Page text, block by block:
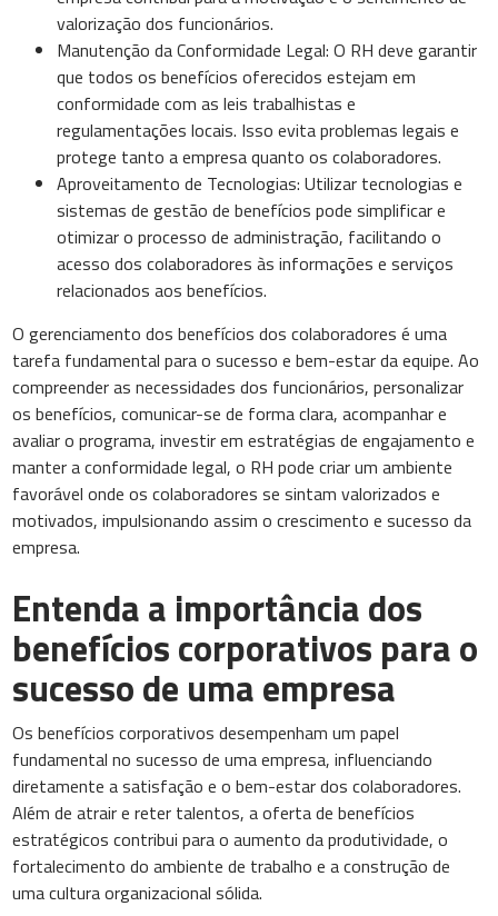
valorização dos funcionários.
Manutenção da Conformidade Legal: O RH deve garantir
que todos os benefícios oferecidos estejam em
conformidade com as leis trabalhistas e
regulamentações locais. Isso evita problemas legais e
protege tanto a empresa quanto os colaboradores.
Aproveitamento de Tecnologias: Utilizar tecnologias e
sistemas de gestão de benefícios pode simplificar e
otimizar o processo de administração, facilitando o
acesso dos colaboradores às informações e serviços
relacionados aos benefícios.
O gerenciamento dos benefícios dos colaboradores é uma
tarefa fundamental para o sucesso e bem-estar da equipe. Ao
compreender as necessidades dos funcionários, personalizar
os benefícios, comunicar-se de forma clara, acompanhar e
avaliar o programa, investir em estratégias de engajamento e
manter a conformidade legal, o RH pode criar um ambiente
favorável onde os colaboradores se sintam valorizados e
motivados, impulsionando assim o crescimento e sucesso da
empresa.
Entenda a importância dos
benefícios corporativos para o
sucesso de uma empresa
Os benefícios corporativos desempenham um papel
fundamental no sucesso de uma empresa, influenciando
diretamente a satisfação e o bem-estar dos colaboradores.
Além de atrair e reter talentos, a oferta de benefícios
estratégicos contribui para o aumento da produtividade, o
fortalecimento do ambiente de trabalho e a construção de
uma cultura organizacional sólida.